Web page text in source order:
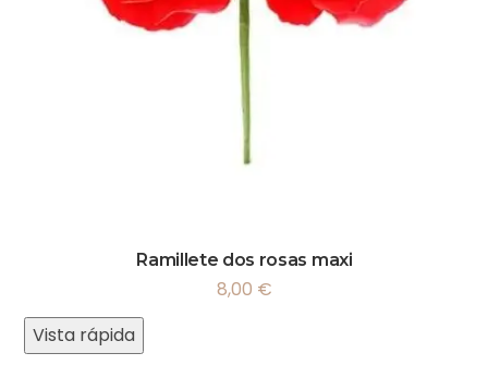
Ramillete dos rosas maxi
8,00 €
Vista rápida